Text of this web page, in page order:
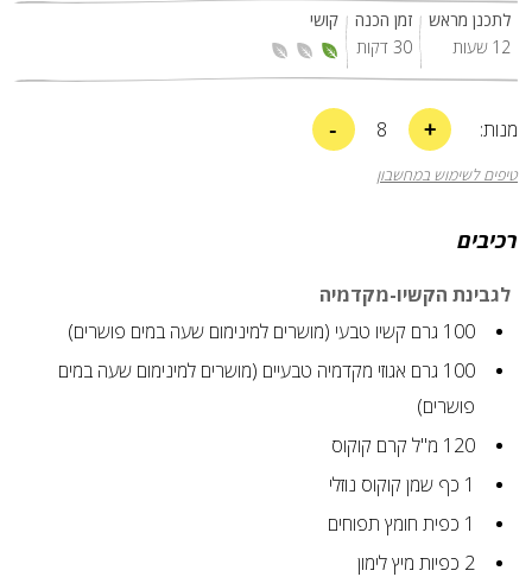
לתכנן מראש
12 שעות
זמן הכנה
30 דקות
קושי
מנות: +
8
-
טיפים לשימוש במחשבון
רכיבים
לגבינת הקשיו-מקדמיה
100 גרם קשיו טבעי (מושרים למינימום שעה במים פושרים)
100 גרם אגוזי מקדמיה טבעיים (מושרים למינימום שעה במים
פושרים)
120 מ"ל קרם קוקוס
1 כף שמן קוקוס נוזלי
1 כפית חומץ תפוחים
2 כפיות מיץ לימון